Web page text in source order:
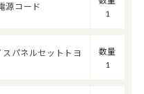
源コード
1
パネルセットトヨ
数量
1